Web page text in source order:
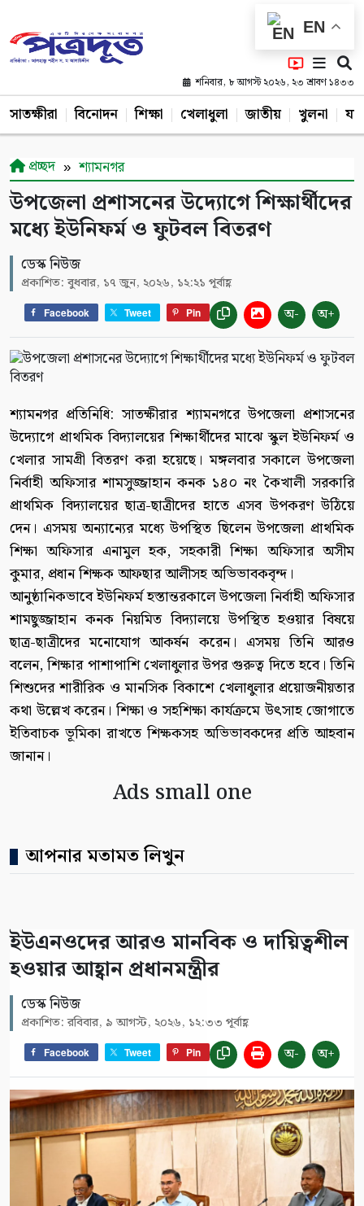
EN
শনিবার, ৮ আগস্ট ২০২৬, ২৩ শ্রাবণ ১৪৩৩
সাতক্ষীরা বিনোদন শিক্ষা খেলাধুলা জাতীয় খুলনা
প্রচ্ছদ শ্যামনগর
উপজেলা প্রশাসনের উদ্যোগে শিক্ষার্থীদের
মধ্যে ইউনিফর্ম ও ফুটবল বিতরণ
ডেস্ক নিউজ
প্রকাশিত: বুধবার, ১৭ জুন, ২০২৬, ১২:২১ পূর্বাহ্ণ
Facebook Tweet Pin অ- অ+
শ্যামনগর প্রতিনিধি: সাতক্ষীরার শ্যামনগরে উপজেলা প্রশাসনের
উদ্যোগে প্রাথমিক বিদ্যালয়ের শিক্ষার্থীদের মাঝে স্কুল ইউনিফর্ম ও
খেলার সামগ্রী বিতরণ করা হয়েছে। মঙ্গলবার সকালে উপজেলা
নির্বাহী অফিসার শামসুজ্জাহান কনক ১৪০ নং কৈখালী সরকারি
প্রাথমিক বিদ্যালয়ের ছাত্র-ছাত্রীদের হাতে এসব উপকরণ উঠিয়ে
দেন। এসময় অন্যান্যের মধ্যে উপস্থিত ছিলেন উপজেলা প্রাথমিক
শিক্ষা অফিসার এনামুল হক, সহকারী শিক্ষা অফিসার অসীম
কুমার, প্রধান শিক্ষক আফছার আলীসহ অভিভাবকবৃন্দ।
আনুষ্ঠানিকভাবে ইউনিফর্ম হস্তান্তরকালে উপজেলা নির্বাহী অফিসার
শামছুজ্জাহান কনক নিয়মিত বিদ্যালয়ে উপস্থিত হওয়ার বিষয়ে
ছাত্র-ছাত্রীদের মনোযোগ আকর্ষন করেন। এসময় তিনি আরও
বলেন, শিক্ষার পাশাপাশি খেলাধুলার উপর গুরুত্ব দিতে হবে। তিনি
শিশুদের শারীরিক ও মানসিক বিকাশে খেলাধুলার প্রয়োজনীয়তার
কথা উল্লেখ করেন। শিক্ষা ও সহশিক্ষা কার্যক্রমে উৎসাহ জোগাতে
ইতিবাচক ভূমিকা রাখতে শিক্ষকসহ অভিভাবকদের প্রতি আহবান
জানান।
Ads small one
আপনার মতামত লিখুন
ইউএনওদের আরও মানবিক ও দায়িত্বশীল
হওয়ার আহ্বান প্রধানমন্ত্রীর
ডেস্ক নিউজ
প্রকাশিত: রবিবার, ৯ আগস্ট, ২০২৬, ১২:৩৩ পূর্বাহ্ণ
Facebook Tweet Pin অ- অ+